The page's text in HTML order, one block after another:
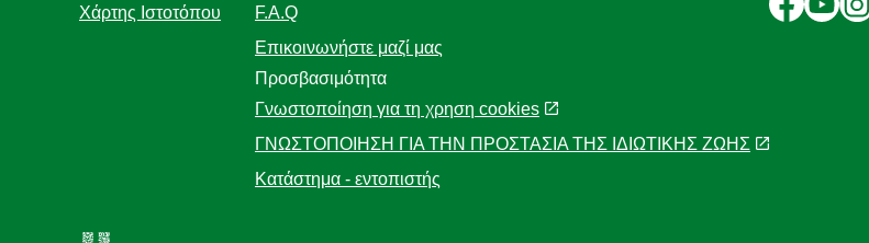
Χάρτης Ιστοτόπου
F.A.Q
Επικοινωνήστε μαζί μας
Προσβασιμότητα
Γνωστοποίηση για τη χρηση cookies
ΓΝΩΣΤΟΠΟΙΗΣΗ ΓΙΑ ΤΗΝ ΠΡΟΣΤΑΣΙΑ ΤΗΣ ΙΔΙΩΤΙΚΗΣ ΖΩΗΣ
Διαχείριση Προτιμήσεων